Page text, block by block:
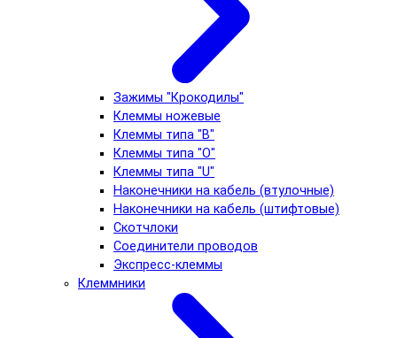
Зажимы "Крокодилы"
Клеммы ножевые
Клеммы типа "B"
Клеммы типа "O"
Клеммы типа "U"
Наконечники на кабель (втулочные)
Наконечники на кабель (штифтовые)
Скотчлоки
Соединители проводов
Экспресс-клеммы
Клеммники